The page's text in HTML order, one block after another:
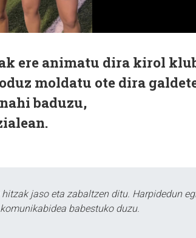
ere animatu dira kirol
moldatu ote dira
baduzu,
jaso eta zabaltzen ditu. Harpidedun
babestuko duzu.